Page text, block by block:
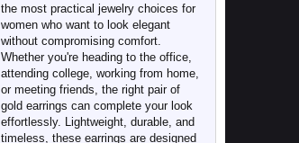
the most practical jewelry choices for
women who want to look elegant
without compromising comfort.
Whether you're heading to the office,
attending college, working from home,
or meeting friends, the right pair of
gold earrings can complete your look
effortlessly. Lightweight, durable, and
timeless, these earrings are designed